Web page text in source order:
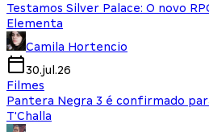
Testamos Silver Palace: O novo
Elementa
Camila Hortencio
30.jul.26
Filmes
Pantera Negra 3 é confirmado
T'Challa